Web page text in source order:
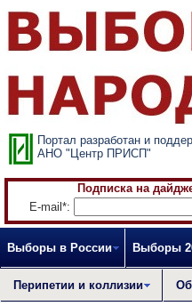
Портал разработан и
АНО "Центр ПРИСП"
Подписка на
E-mail*:
Выборы в России Выборы
Перипетии и коллизии